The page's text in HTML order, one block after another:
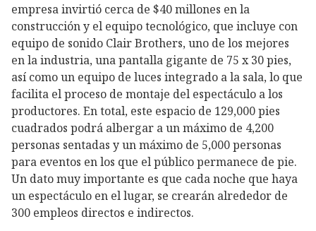
empresa invirtió cerca de $40 millones en la
construcción y el equipo tecnológico, que incluye con
equipo de sonido Clair Brothers, uno de los mejores
en la industria, una pantalla gigante de 75 x 30 pies,
así como un equipo de luces integrado a la sala, lo que
facilita el proceso de montaje del espectáculo a los
productores. En total, este espacio de 129,000 pies
cuadrados podrá albergar a un máximo de 4,200
personas sentadas y un máximo de 5,000 personas
para eventos en los que el público permanece de pie.
Un dato muy importante es que cada noche que haya
un espectáculo en el lugar, se crearán alrededor de
300 empleos directos e indirectos.